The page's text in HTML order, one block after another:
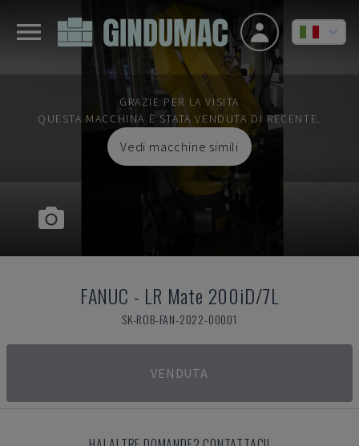
GRAZIE PER LA VISITA
QUESTA MACCHINA È STATA VENDUTA DI RECENTE.
Vedi macchine simili
FANUC - LR Mate 200iD/7L
SK-ROB-FAN-2022-00001
VENDUTA